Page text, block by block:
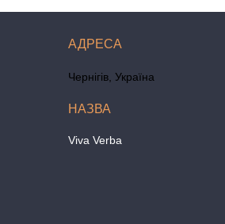
Чернігів, Україна
Viva Verba